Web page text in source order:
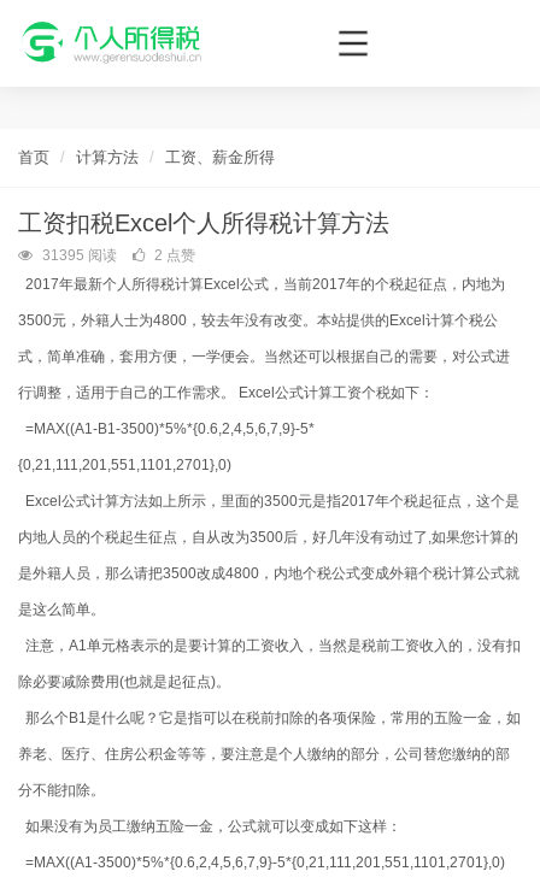
个人所得税网，最新个税资讯平台，您的个税管理专家！
首页 计算方法 工资、薪金所得
工资扣税Excel个人所得税计算方法
31395 阅读
2 点赞
2017年最新个人所得税计算Excel公式，当前2017年的个税起征点，内地为
3500元，外籍人士为4800，较去年没有改变。本站提供的Excel计算个税公
式，简单准确，套用方便，一学便会。当然还可以根据自己的需要，对公式进
行调整，适用于自己的工作需求。 Excel公式计算工资个税如下：
=MAX((A1-B1-3500)*5%*{0.6,2,4,5,6,7,9}-5*
{0,21,111,201,551,1101,2701},0)
Excel公式计算方法如上所示，里面的3500元是指2017年个税起征点，这个是
内地人员的个税起生征点，自从改为3500后，好几年没有动过了,如果您计算的
是外籍人员，那么请把3500改成4800，内地个税公式变成外籍个税计算公式就
是这么简单。
注意， A1 单元格表示的是要计算的工资收入，当然是税前工资收入的，没有扣
除必要减除费用(也就是起征点)。
那么个B1 是什么呢？它是指可以在税前扣除的各项保险，常用的五险一金 ，如
养老、医疗、住房公积金等等，要注意是个人缴纳的部分，公司替您缴纳的部
分不能扣除。
如果没有为员工缴纳五险一金，公式就可以变成如下这样：
=MAX((A1-3500)*5%*{0.6,2,4,5,6,7,9}-5*{0,21,111,201,551,1101,2701},0)